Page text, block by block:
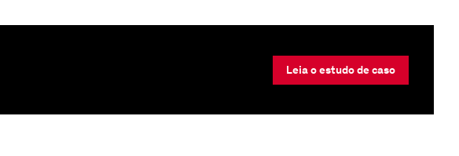
Leia o estudo de caso